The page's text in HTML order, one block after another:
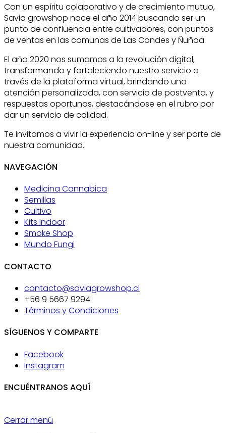
Con un espíritu colaborativo y de crecimiento mutuo,
Savia growshop nace el año 2014 buscando ser un
punto de confluencia entre cultivadores, con puntos
de ventas en las comunas de Las Condes y Ñuñoa.
El año 2020 nos sumamos a la revolución digital,
transformando y fortaleciendo nuestro servicio a
través de la plataforma virtual, brindando una
atención personalizada, con servicio de postventa, y
respuestas oportunas, destacándose en el rubro por
dar un servicio de calidad.
Te invitamos a vivir la experiencia on-line y ser parte de
nuestra comunidad.
NAVEGACIÓN
Medicina Cannabica
Semillas
Cultivo
Kits Indoor
Smoke Shop
Mundo Fungi
CONTACTO
contacto@saviagrowshop.cl
+56 9 5667 9294
Términos y Condiciones
SÍGUENOS Y COMPARTE
Facebook
Instagram
ENCUÉNTRANOS AQUÍ
Cerrar menú